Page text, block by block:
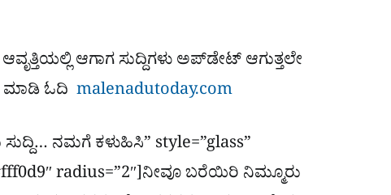
ಆಗಾಗ ಸುದ್ದಿಗಳು ಅಪ್​ಡೇಟ್ ಆಗುತ್ತಲೇ
ಮಾಡಿ ಓದಿ malenadutoday.com
ನಮಗೆ ಕಳುಹಿಸಿ” style=”glass”
radius=”2″]ನೀವೂ ಬರೆಯಿರಿ ನಿಮ್ಮೂರು